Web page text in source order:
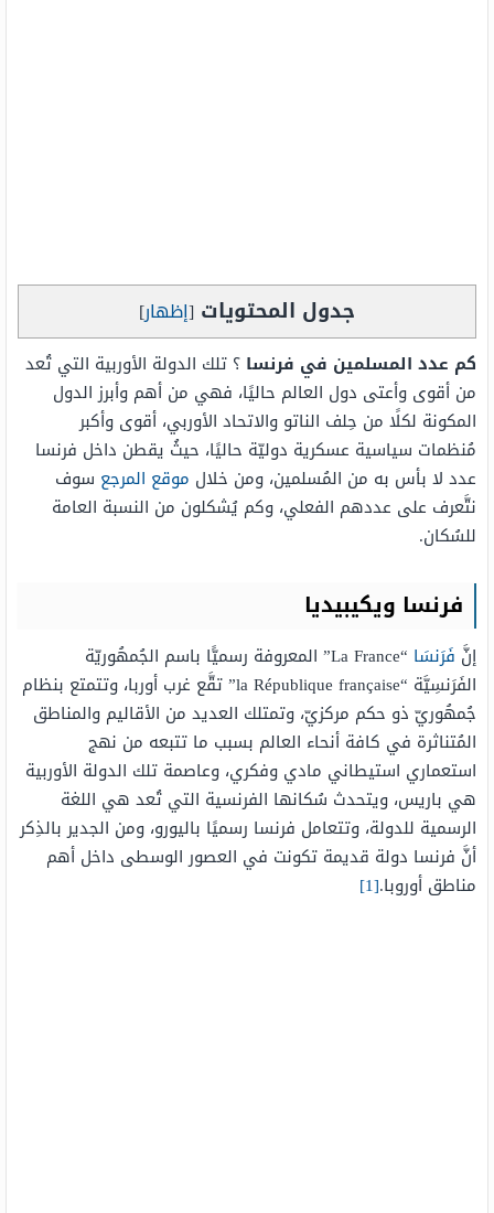
جدول المحتويات [إظهار]
كم عدد المسلمين في فرنسا ؟ تلك الدولة الأوربية التي تُعد
من أقوى وأعتى دول العالم حاليًا، فهي من أهم وأبرز الدول
المكونة لكلًا من حِلف الناتو والاتحاد الأوربي، أقوى وأكبر
مُنظمات سياسية عسكرية دوليّة حاليًا، حيثُ يقطن داخل فرنسا
عدد لا بأس به من المُسلمين، ومن خلال موقع المرجع سوف
نتَّعرف على عددهم الفعلي، وكم يُشكلون من النسبة العامة
للسُكان.
فرنسا ويكيبيديا
إنَّ فَرَنسَا
“La France” المعروفة رسميًّا باسم الجُمهُوريّة
الفَرَنسِيَّة “la République française” تقَّع غرب أوربا، وتتمتع بنظام
جُمهُوريّ ذو حكم مركزيّ، وتمتلك العديد من الأقاليم والمناطق
المُتناثرة في كافة أنحاء العالم بسبب ما تتبعه من نهج
استعماري استيطاني مادي وفكري، وعاصمة تلك الدولة الأوربية
هي باريس، ويتحدث سُكانها الفرنسية التي تُعد هي اللغة
الرسمية للدولة، وتتعامل فرنسا رسميًا باليورو، ومن الجدير بالذِكر
أنَّ فرنسا دولة قديمة تكونت في العصور الوسطى داخل أهم
مناطق أوروبا.[1]